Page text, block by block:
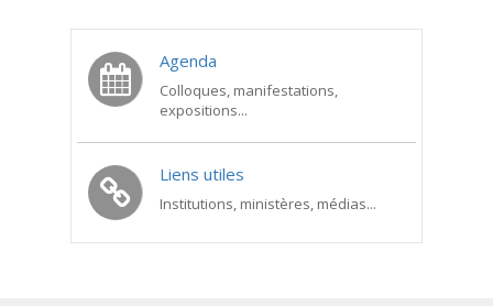
Agenda
Colloques, manifestations,
expositions...
Liens utiles
Institutions, ministères, médias...